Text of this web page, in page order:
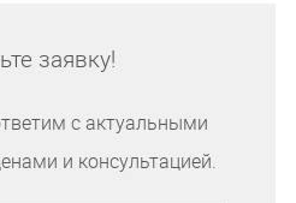
заявку!
с актуальными
и консультацией.